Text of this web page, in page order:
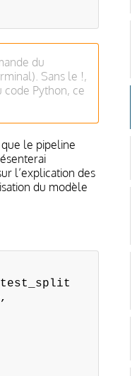
du
Sans le !,
Python, ce
le pipeline
l’explication des
du modèle